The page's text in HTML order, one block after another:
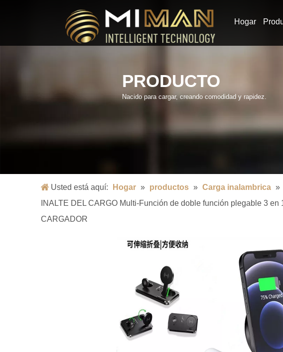
Hogar
PRODUCTO
Nacido para cargar, creando comodidad y rapidez.
Usted está aquí: Hogar » productos » Carga inalambrica »
INALTE DEL CARGO Multi-Función de doble función plegable 3
CARGADOR